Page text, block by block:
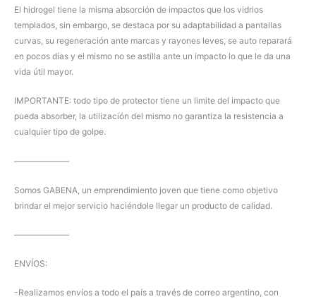
El hidrogel tiene la misma absorción de impactos que los vidrios
templados, sin embargo, se destaca por su adaptabilidad a pantallas
curvas, su regeneración ante marcas y rayones leves, se auto reparará
en pocos días y el mismo no se astilla ante un impacto lo que le da una
vida útil mayor.
IMPORTANTE: todo tipo de protector tiene un limite del impacto que
pueda absorber, la utilización del mismo no garantiza la resistencia a
cualquier tipo de golpe.
——————–
Somos GABENA, un emprendimiento joven que tiene como objetivo
brindar el mejor servicio haciéndole llegar un producto de calidad.
——————–
ENVÍOS:
-Realizamos envíos a todo el país a través de correo argentino, con